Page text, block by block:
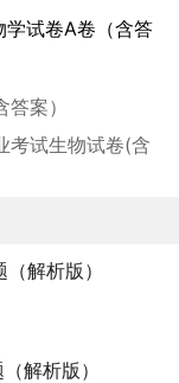
案）
考试生物试卷(含
解析版）
解析版）